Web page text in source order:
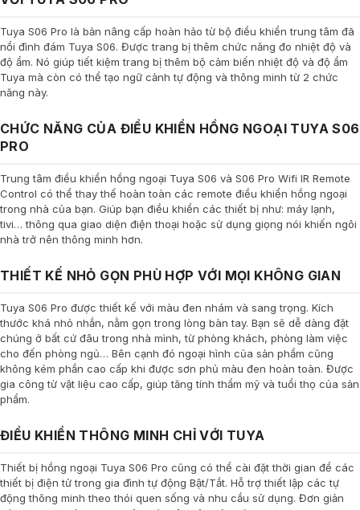
Tuya S06 Pro là bản nâng cấp hoàn hảo từ bộ điều khiển trung tâm đã
nổi đình đám Tuya S06. Được trang bị thêm chức năng đo nhiệt độ và
độ ẩm. Nó giúp tiết kiệm trang bị thêm bộ cảm biến nhiệt độ và độ ẩm
Tuya mà còn có thể tạo ngữ cảnh tự động và thông minh từ 2 chức
năng này.
CHỨC NĂNG CỦA ĐIỀU KHIỂN HỒNG NGOẠI TUYA S06
PRO
Trung tâm điều khiển hồng ngoại Tuya S06 và S06 Pro Wifi IR Remote
Control có thể thay thế hoàn toàn các remote điều khiển hồng ngoại
trong nhà của bạn. Giúp bạn điều khiển các thiết bị như: máy lạnh,
tivi… thông qua giao diện điện thoại hoặc sử dụng giọng nói khiến ngôi
nhà trở nên thông minh hơn.
THIẾT KẾ NHỎ GỌN PHÙ HỢP VỚI MỌI KHÔNG GIAN
Tuya S06 Pro được thiết kế với màu đen nhám và sang trọng. Kích
thước khá nhỏ nhắn, nằm gọn trong lòng bàn tay. Bạn sẽ dễ dàng đặt
chúng ở bất cứ đâu trong nhà mình, từ phòng khách, phòng làm việc
cho đến phòng ngủ… Bên cạnh đó ngoại hình của sản phẩm cũng
không kém phần cao cấp khi được sơn phủ màu đen hoàn toàn. Được
gia công từ vật liệu cao cấp, giúp tăng tính thẩm mỹ và tuổi thọ của sản
phẩm.
ĐIỀU KHIỂN THÔNG MINH CHỈ VỚI TUYA
Thiết bị hồng ngoại Tuya S06 Pro cũng có thể cài đặt thời gian để các
thiết bị điện tử trong gia đình tự động Bật/Tắt. Hỗ trợ thiết lập các tự
động thông minh theo thói quen sống và nhu cầu sử dụng. Đơn giản